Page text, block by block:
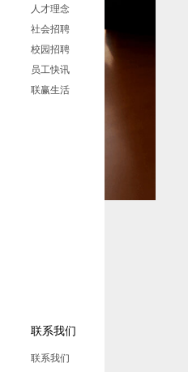
人才理念
社会招聘
校园招聘
员工快讯
联赢生活
联系我们
联系我们